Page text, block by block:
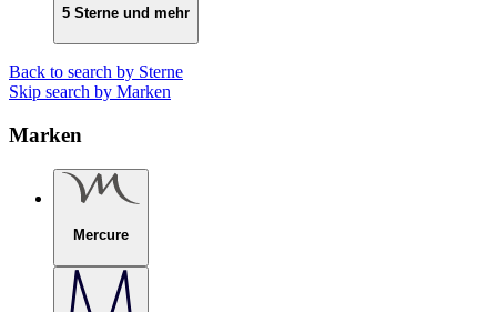
5 Sterne und mehr
Back to search by Sterne
Skip search by Marken
Marken
Mercure